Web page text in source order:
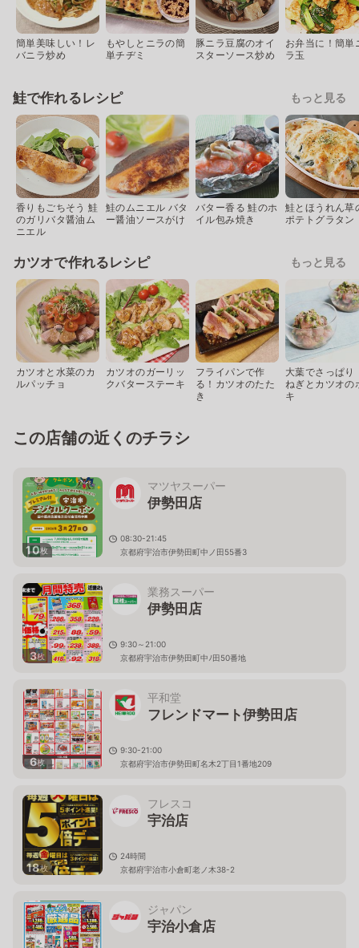
簡単美味しい！レ
バニラ炒め
もやしとニラの簡
単チヂミ
豚ニラ豆腐のオイ
スターソース炒め
お弁当に！簡単
ラ玉
鮭で作れるレシピ もっと見る
香りもごちそう 鮭
のガリバタ醤油ム
ニエル
鮭のムニエル バタ
ー醤油ソースがけ
バター香る 鮭のホ
イル包み焼き
鮭とほうれん草
ポテトグラタン
カツオで作れるレシピ もっと見る
カツオと水菜のカ
ルパッチョ
カツオのガーリッ
クバターステーキ
フライパンで作
る！カツオのたた
き
大葉でさっぱり
ねぎとカツオの
キ
この店舗の近くのチラシ
10枚
マツヤスーパー
伊勢田店
08:30-21:45
京都府宇治市伊勢田町中ノ田55番3
3枚
業務スーパー
伊勢田店
9:30～21:00
京都府宇治市伊勢田町中ﾉ田50番地
6枚
平和堂
フレンドマート伊勢田店
9:30-21:00
京都府宇治市伊勢田町名木2丁目1番地209
18枚
フレスコ
宇治店
24時間
京都府宇治市小倉町老ノ木38-2
ジャパン
宇治小倉店